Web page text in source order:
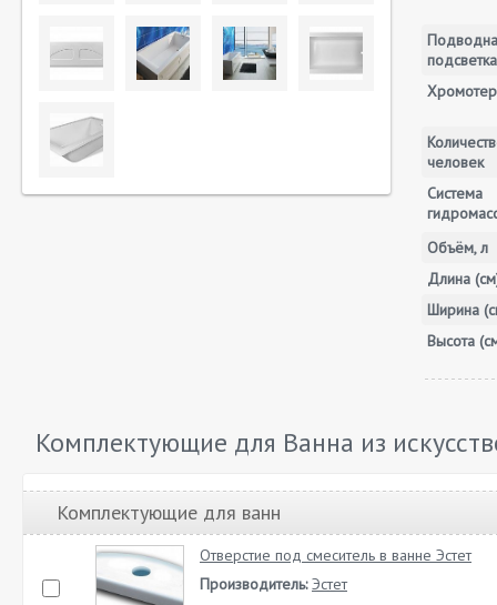
подсветка
человек
Система
Объём, л
Длина
Ширина
Высота
Комплектующие для Ванна из
Комплектующие для ванн
Отверстие под смеситель в ванне Эстет
Производитель: Эстет